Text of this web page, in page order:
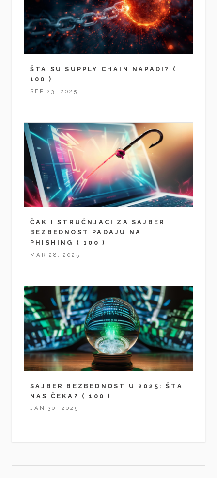
ŠTA SU SUPPLY CHAIN NAPADI?
(
100 )
SEP 23, 2025
ČAK I STRUČNJACI ZA SAJBER
BEZBEDNOST PADAJU NA
PHISHING
( 100 )
MAR 28, 2025
SAJBER BEZBEDNOST U 2025: ŠTA
NAS ČEKA?
( 100 )
JAN 30, 2025